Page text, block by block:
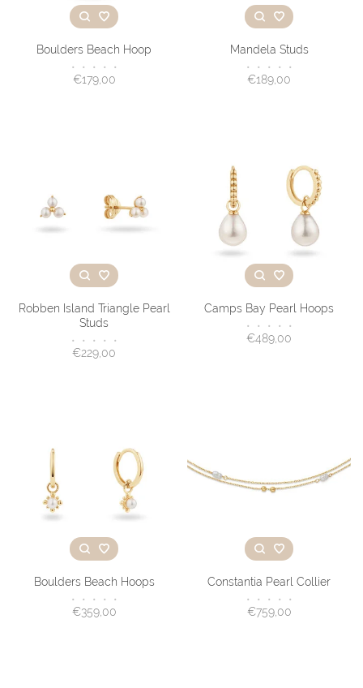
Boulders Beach Hoop
• • • • •
€179,00
Mandela Studs
• • • • •
€189,00
Robben Island Triangle Pearl
Studs
• • • • •
€229,00
Camps Bay Pearl Hoops
• • • • •
€489,00
Boulders Beach Hoops
• • • • •
€359,00
Constantia Pearl Collier
• • • • •
€759,00